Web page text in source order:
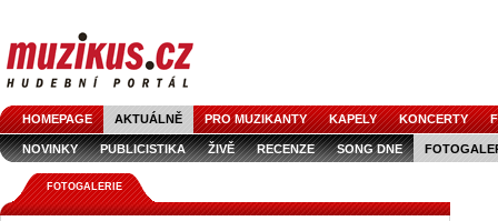
HOMEPAGE AKTUÁLNĚ PRO MUZIKANTY KAPELY KONCERTY
NOVINKY PUBLICISTIKA ŽIVĚ RECENZE SONG DNE
FOTOGALERIE